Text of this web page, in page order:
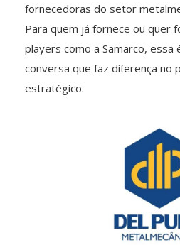
fornecedoras do setor
Para quem já fornece ou quer
players como a Samarco, essa
conversa que faz diferença no
estratégico.